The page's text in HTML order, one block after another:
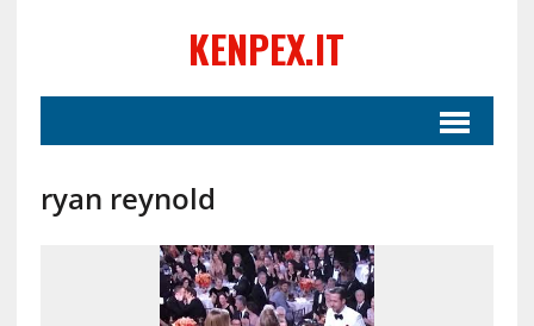
KENPEX.IT
ryan reynold